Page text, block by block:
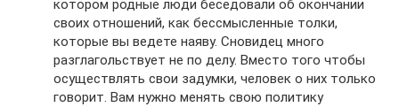
котором родные люди беседовали об окончании
своих отношений, как бессмысленные толки,
которые вы ведете наяву. Сновидец много
разглагольствует не по делу. Вместо того чтобы
осуществлять свои задумки, человек о них только
говорит. Вам нужно менять свою политику